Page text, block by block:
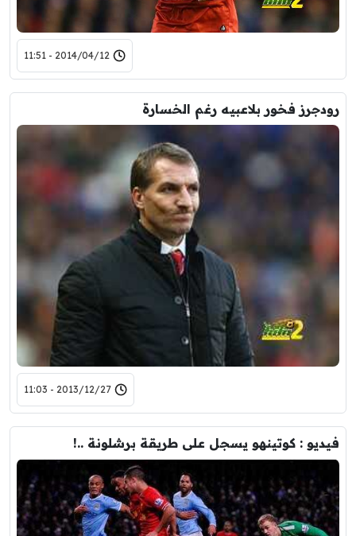
2014/04/12 - 11:51
رودجرز فخور بلاعبيه رغم الخسارة
2013/12/27 - 11:03
فيديو : كوتينهو يسجل على طريقة برشلونة ..!